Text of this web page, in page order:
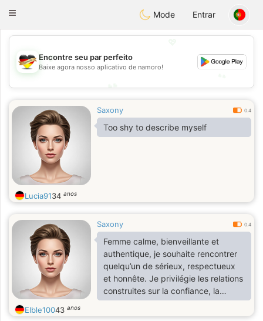
DeutschDating
Toggle
Mode Entrar
💖
💕
💕
Encontre seu par perfeito
Baixe agora nosso aplicativo de namoro!
Saxony 0.4
Too shy to describe myself
Lucia9134 anos
Saxony 0.4
Femme calme, bienveillante et
authentique, je souhaite rencontrer
quelqu’un de sérieux, respectueux
et honnête. Je privilégie les relations
construites sur la confiance, la
communication et la douceur. J’aime
la tranquillité, les moments partagés
Elble10043 anos